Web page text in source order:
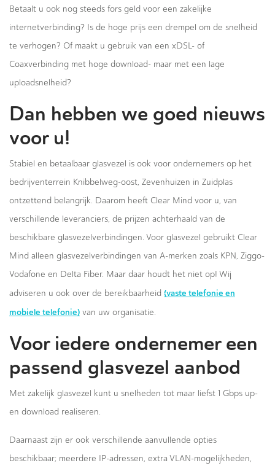
Betaalt u ook nog steeds fors geld voor een zakelijke
internetverbinding? Is de hoge prijs een drempel om de snelheid
te verhogen? Of maakt u gebruik van een xDSL- of
Coaxverbinding met hoge download- maar met een lage
uploadsnelheid?
Dan hebben we goed nieuws
voor u!
Stabiel en betaalbaar glasvezel is ook voor ondernemers op het
bedrijventerrein Knibbelweg-oost, Zevenhuizen in Zuidplas
ontzettend belangrijk. Daarom heeft Clear Mind voor u, van
verschillende leveranciers, de prijzen achterhaald van de
beschikbare glasvezelverbindingen. Voor glasvezel gebruikt Clear
Mind alleen glasvezelverbindingen van A-merken zoals KPN, Ziggo-
Vodafone en Delta Fiber. Maar daar houdt het niet op! Wij
adviseren u ook over de bereikbaarheid (vaste telefonie en
mobiele telefonie) van uw organisatie.
Voor iedere ondernemer een
passend glasvezel aanbod
Met zakelijk glasvezel kunt u snelheden tot maar liefst 1 Gbps up-
en download realiseren.
Daarnaast zijn er ook verschillende aanvullende opties
beschikbaar; meerdere IP-adressen, extra VLAN-mogelijkheden,